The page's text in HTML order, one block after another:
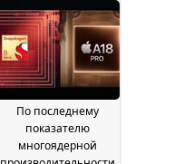
сенсорные экраны
Tesla 10 February 2026
По последнему
показателю
многоядерной